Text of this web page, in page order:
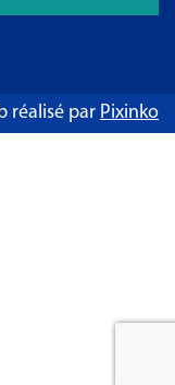
réalisé par Pixinko